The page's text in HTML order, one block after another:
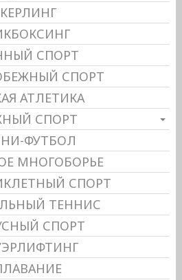
КЕРЛИНГ
СПОРТ
СПОРТ
АТЛЕТИКА
СПОРТ
ФУТБОЛ
МНОГОБОРЬЕ
СПОРТ
ТЕННИС
СПОРТ